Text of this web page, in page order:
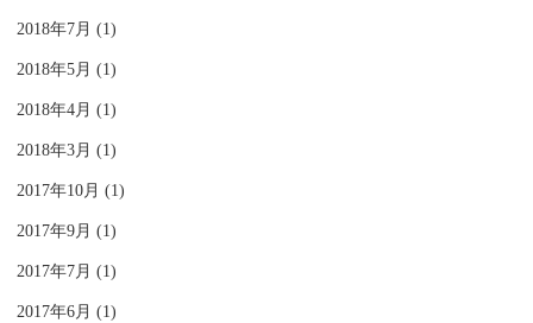
2018年7月 (1)
2018年5月 (1)
2018年4月 (1)
2018年3月 (1)
2017年10月 (1)
2017年9月 (1)
2017年7月 (1)
2017年6月 (1)